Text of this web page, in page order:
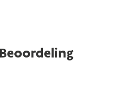
Beoordeling